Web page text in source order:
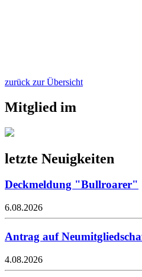
zurück zur Übersicht
Mitglied im
letzte Neuigkeiten
Deckmeldung "Bullroarer"
6.08.2026
Antrag auf
4.08.2026